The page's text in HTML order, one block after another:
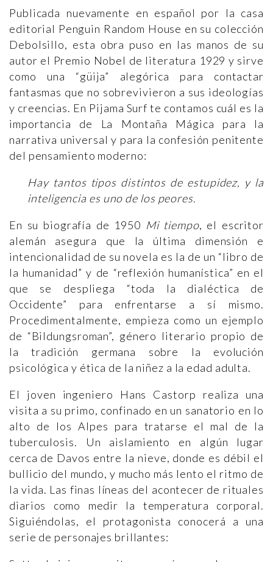
Publicada nuevamente en español por la casa
editorial Penguin Random House en su colección
Debolsillo, esta obra puso en las manos de su
autor el Premio Nobel de literatura 1929 y sirve
como una “güija” alegórica para contactar
fantasmas que no sobrevivieron a sus ideologías
y creencias. En Pijama Surf te contamos cuál es la
importancia de La Montaña Mágica para la
narrativa universal y para la confesión penitente
del pensamiento moderno:
Hay tantos tipos distintos de estupidez, y la
inteligencia es uno de los peores.
En su biografía de 1950 Mi tiempo, el escritor
alemán asegura que la última dimensión e
intencionalidad de su novela es la de un “libro de
la humanidad” y de “reflexión humanística” en el
que se despliega “toda la dialéctica de
Occidente” para enfrentarse a sí mismo.
Procedimentalmente, empieza como un ejemplo
de “Bildungsroman”, género literario propio de
la tradición germana sobre la evolución
psicológica y ética de la niñez a la edad adulta.
El joven ingeniero Hans Castorp realiza una
visita a su primo, confinado en un sanatorio en lo
alto de los Alpes para tratarse el mal de la
tuberculosis. Un aislamiento en algún lugar
cerca de Davos entre la nieve, donde es débil el
bullicio del mundo, y mucho más lento el ritmo de
la vida. Las finas líneas del acontecer de rituales
diarios como medir la temperatura corporal.
Siguiéndolas, el protagonista conocerá a una
serie de personajes brillantes: